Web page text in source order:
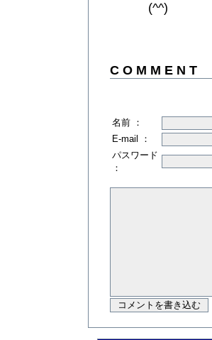
(^^)
C O M M E N T
名前 ：
E-mail ：
パスワード
：